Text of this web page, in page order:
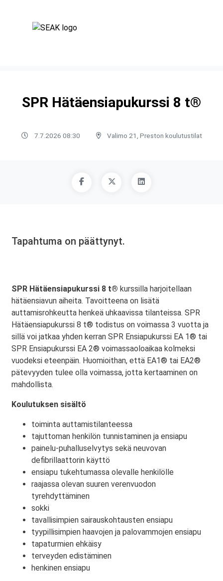
SPR Hätäensiapukurssi 8 t®
7.7.2026 08:30 Valimo 21, Preston koulutustilat
Tapahtuma on päättynyt.
SPR Hätäensiapukurssi 8 t® kurssilla harjoitellaan
hätäensiavun aiheita. Tavoitteena on lisätä
auttamisrohkeutta henkeä uhkaavissa tilanteissa. SPR
Hätäensiapukurssi 8 t® todistus on voimassa 3 vuotta ja
sillä voi jatkaa yhden kerran SPR Ensiapukurssi EA 1® tai
SPR Ensiapukurssi EA 2® voimassaoloaikaa kolmeksi
vuodeksi eteenpäin. Huomioithan, että EA1® tai EA2®
pätevyyden tulee olla voimassa, jotta kertaaminen on
mahdollista.
Koulutuksen sisältö
toiminta auttamistilanteessa
tajuttoman henkilön tunnistaminen ja ensiapu
painelu-puhalluselvytys sekä neuvovan
defibrillaattorin käyttö
ensiapu tukehtumassa olevalle henkilölle
raajassa olevan suuren verenvuodon
tyrehdyttäminen
sokki
tavallisimpien sairauskohtausten ensiapu
tyypillisimpien haavojen ja palovammojen ensiapu
tapaturmien ehkäisy
terveyden edistäminen
henkinen ensiapu